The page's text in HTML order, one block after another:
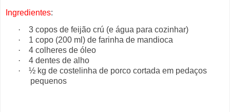
Ingredientes:
·
3 copos de feijão crú (e água para cozinhar)
·
1 copo (200 ml) de farinha de mandioca
·
4 colheres de óleo
·
4 dentes de alho
·
½ kg de costelinha de porco cortada em pedaços
pequenos